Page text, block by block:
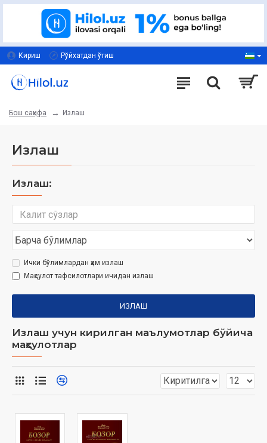
Кириш Рўйхатдан ўтиш
Бош саҳифа Излаш
Излаш
Излаш:
Ички бўлимлардан ҳам излаш
Маҳсулот тафсилотлари ичидан излаш
ИЗЛАШ
Излаш учун кирилган маълумотлар бўйича
маҳсулотлар